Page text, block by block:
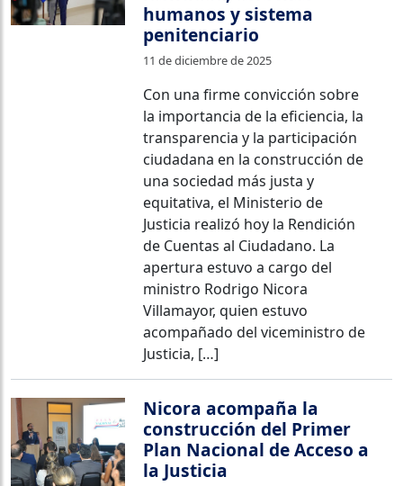
humanos y sistema
penitenciario
11 de diciembre de 2025
Con una firme convicción sobre
la importancia de la eficiencia, la
transparencia y la participación
ciudadana en la construcción de
una sociedad más justa y
equitativa, el Ministerio de
Justicia realizó hoy la Rendición
de Cuentas al Ciudadano. La
apertura estuvo a cargo del
ministro Rodrigo Nicora
Villamayor, quien estuvo
acompañado del viceministro de
Justicia, […]
Nicora acompaña la
construcción del Primer
Plan Nacional de Acceso a
la Justicia